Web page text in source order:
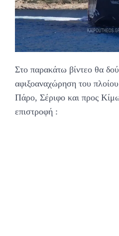
Στο παρακάτω βίντεο θα
αφιξοαναχώρηση του
Πάρο, Σέριφο και προς
επιστροφή :